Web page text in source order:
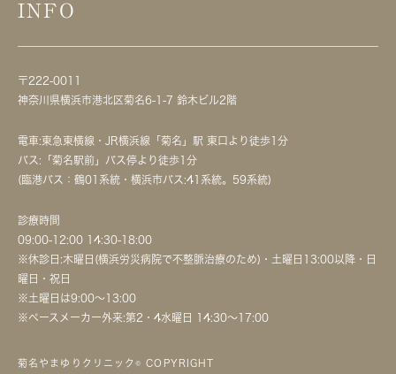
INFO
〒222-0011
神奈川県横浜市港北区菊名6-1-7 鈴木ビル2階
電車:東急東横線・JR横浜線「菊名」駅 東口より徒歩1分
バス:「菊名駅前」バス停より徒歩1分
(臨港バス：鶴01系統・横浜市バス:41系統。59系統)
診療時間
09:00-12:00 14:30-18:00
※休診日:木曜日(横浜労災病院で不整脈治療のため)・土曜日13:00以降・日
曜日・祝日
※土曜日は9:00～13:00
※ペースメーカー外来:第2・4水曜日 14:30～17:00
菊名やまゆりクリニック© COPYRIGHT